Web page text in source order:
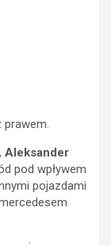
prawem.
Aleksander
pod wpływem
pojazdami